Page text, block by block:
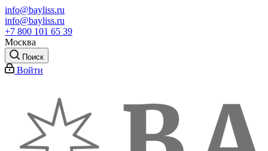
info@bayliss.ru
info@bayliss.ru
+7 800 101 65 39
Москва
Поиск
Войти